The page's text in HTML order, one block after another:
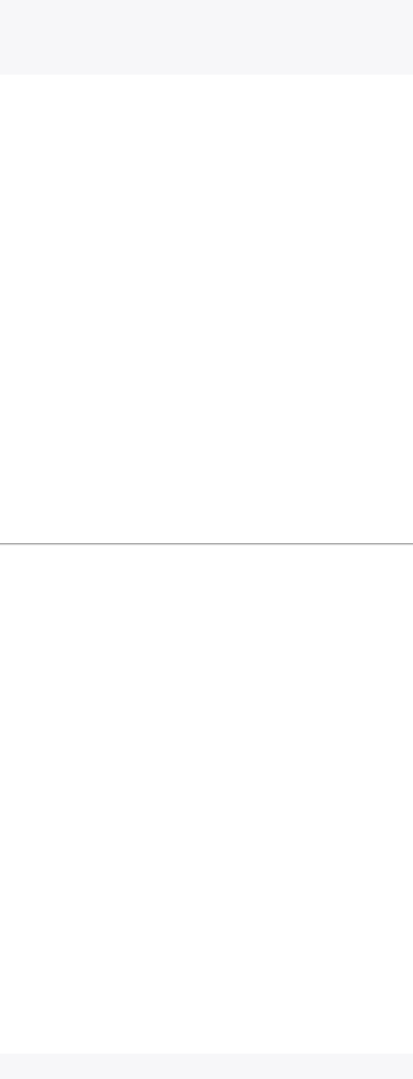
าถูก อสังหา ติดกูเ
พส ประกาศ รับจ้าง
โพสขายบ้านบริการ รับจ้างโพสอสังหา ราคาถูก ขา